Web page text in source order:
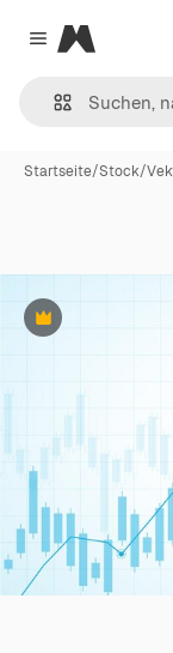
Close menu
Magnific
Startseite/Stock/
Premium